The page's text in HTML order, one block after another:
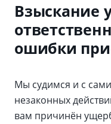
Взыскание
ошибки
Мы судимся и с
незаконных
вам причинён